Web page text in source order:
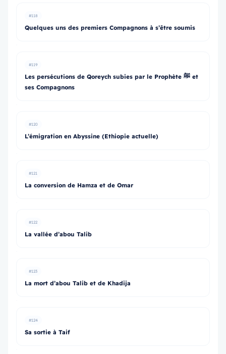
#118
Quelques uns des premiers Compagnons à s’être soumis
#119
Les persécutions de Qoreych subies par le Prophète ﷺ et
ses Compagnons
#120
L’émigration en Abyssine (Ethiopie actuelle)
#121
La conversion de Hamza et de Omar
#122
La vallée d’abou Talib
#123
La mort d’abou Talib et de Khadija
#124
Sa sortie à Taif